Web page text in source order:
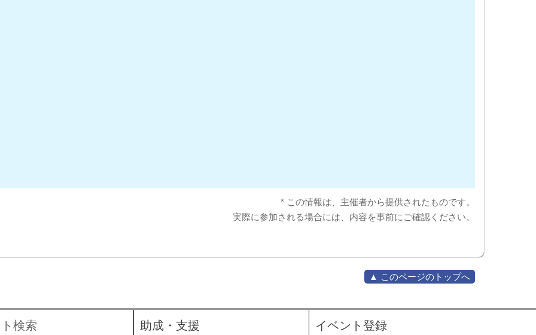
* この情報は、主催者から提供されたものです。
実際に参加される場合には、内容を事前にご確認ください。
▲ このページのトップへ
検索 助成・支援 イベント登録